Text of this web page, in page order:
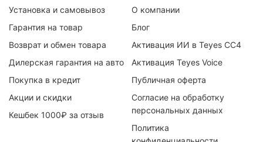
Установка и самовывоз
Гарантия на товар
Возврат и обмен товара
Дилерская гарантия на авто
Покупка в кредит
Акции и скидки
Кешбек 1000₽ за отзыв
О компании
Блог
Активация ИИ в Teyes CC4
Активация Teyes Voice
Публичная оферта
Согласие на обработку
персональных данных
Политика